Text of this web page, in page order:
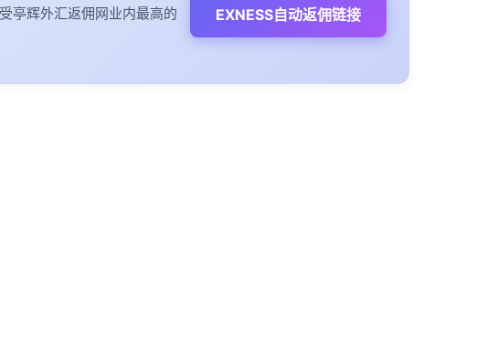
亭辉外汇返佣网业内最高的
EXNESS自动返佣链接